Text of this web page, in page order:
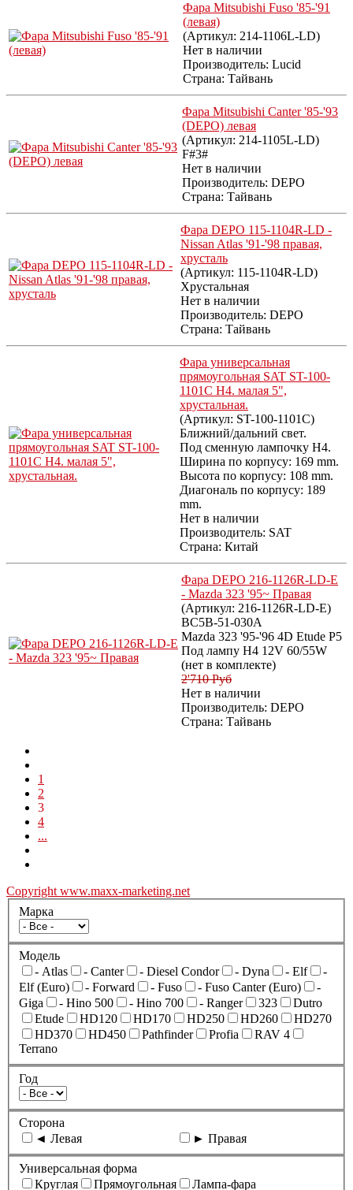
Фара Mitsubishi Fuso '85-'91
(левая)
(Артикул: 214-1106L-LD)
Нет в наличии
Производитель: Lucid
Страна: Тайвань
Фара Mitsubishi Canter '85-'93
(DEPO) левая
(Артикул: 214-1105L-LD)
F#3#
Нет в наличии
Производитель: DEPO
Страна: Тайвань
Фара DEPO 115-1104R-LD -
Nissan Atlas '91-'98 правая,
хрусталь
(Артикул: 115-1104R-LD)
Хрустальная
Нет в наличии
Производитель: DEPO
Страна: Тайвань
Фара универсальная
прямоугольная SAT ST-100-
1101C H4. малая 5",
хрустальная.
(Артикул: ST-100-1101C)
Ближний/дальний свет.
Под сменную лампочку Н4.
Ширина по корпусу: 169 mm.
Высота по корпусу: 108 mm.
Диагональ по корпусу: 189
mm.
Нет в наличии
Производитель: SAT
Страна: Китай
Фара DEPO 216-1126R-LD-E
- Mazda 323 '95~ Правая
(Артикул: 216-1126R-LD-E)
BC5B-51-030A
Mazda 323 '95-'96 4D Etude P5
Под лампу H4 12V 60/55W
(нет в комплекте)
2'710 Руб
Нет в наличии
Производитель: DEPO
Страна: Тайвань
1
2
3
4
...
Copyright www.maxx-marketing.net
Марка
Модель
- Atlas
- Canter - Diesel Condor - Dyna - Elf
-
Elf (Euro)
- Forward - Fuso - Fuso Canter (Euro)
-
Giga
- Hino 500 - Hino 700 - Ranger 323
Dutro
Etude
HD120 HD170 HD250 HD260
HD270
HD370
HD450 Pathfinder Profia
RAV 4
Terrano
Год
Сторона
◄ Левая
► Правая
Универсальная форма
Круглая
Прямоугольная Лампа-фара